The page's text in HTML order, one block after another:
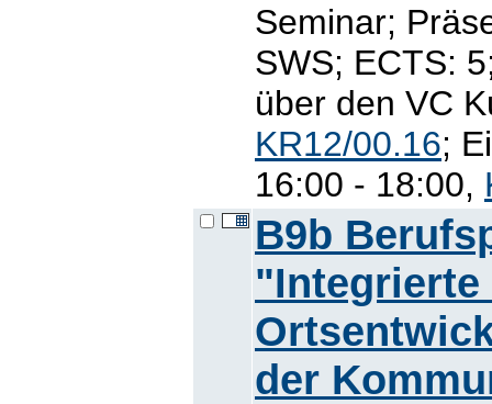
Seminar;
SWS; ECTS:
über den VC
KR12/00.16;
16:00 - 18:00,
B9b
"Integrierte
der